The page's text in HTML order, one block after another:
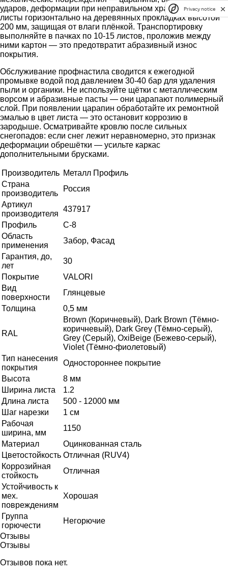
ударов, деформации при неправильном хранении. Храните
листы горизонтально на деревянных прокладках высотой
200 мм, защищая от влаги плёнкой. Транспортировку
выполняйте в пачках по 10-15 листов, проложив между
ними картон — это предотвратит абразивный износ
покрытия.
Обслуживание профнастила сводится к ежегодной
промывке водой под давлением 30-40 бар для удаления
пыли и органики. Не используйте щётки с металлическим
ворсом и абразивные пасты — они царапают полимерный
слой. При появлении царапин обработайте их ремонтной
эмалью в цвет листа — это остановит коррозию в
зародыше. Осматривайте кровлю после сильных
снегопадов: если снег лежит неравномерно, это признак
деформации обрешётки — усильте каркас
дополнительными брусками.
Производитель Металл Профиль
Страна
производитель
Россия
Артикул
производителя
437917
Профиль
С-8
Область
применения
Забор, Фасад
Гарантия, до,
лет
30
Покрытие
VALORI
Вид
поверхности
Глянцевые
Толщина
0,5 мм
RAL
Brown (Коричневый), Dark Brown (Тёмно-
коричневый), Dark Grey (Тёмно-серый),
Grey (Серый), OxiBеige (Бежево-серый),
Violet (Тёмно-фиолетовый)
Тип нанесения
покрытия
Одностороннее покрытие
Высота
8 мм
Ширина листа
1.2
Длина листа
500 - 12000 мм
Шаг нарезки
1 см
Рабочая
ширина, мм
1150
Материал
Оцинкованная сталь
Цветостойкость Отличная (RUV4)
Коррозийная
стойкость
Отличная
Устойчивость к
мех.
повреждениям
Хорошая
Группа
горючести
Негорючие
Отзывы
Отзывы
Отзывов пока нет.
Privacy notice